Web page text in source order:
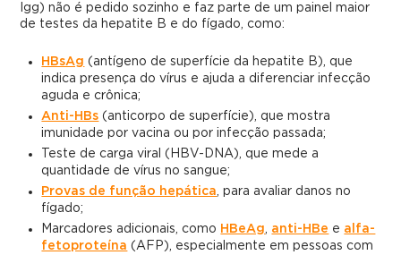
Igg) não é pedido sozinho e faz parte de um painel maior
de testes da hepatite B e do fígado, como:
HBsAg (antígeno de superfície da hepatite B), que
indica presença do vírus e ajuda a diferenciar infecção
aguda e crônica;
Anti-HBs (anticorpo de superfície), que mostra
imunidade por vacina ou por infecção passada;
Teste de carga viral (HBV-DNA), que mede a
quantidade de vírus no sangue;
Provas de função hepática, para avaliar danos no
fígado;
Marcadores adicionais, como HBeAg, anti-HBe e alfa-
fetoproteína (AFP), especialmente em pessoas com